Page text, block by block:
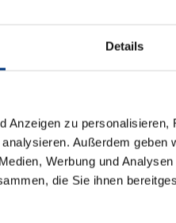
Details
Anzeigen zu
Außerdem
Werbung und
die Sie ihnen
und im
mit Augenmaß